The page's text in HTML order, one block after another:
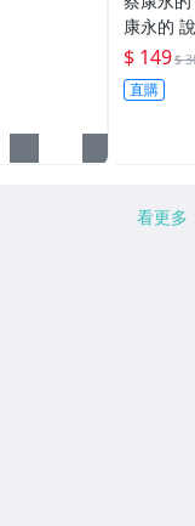
康永的
$ 149$
直購
看更多